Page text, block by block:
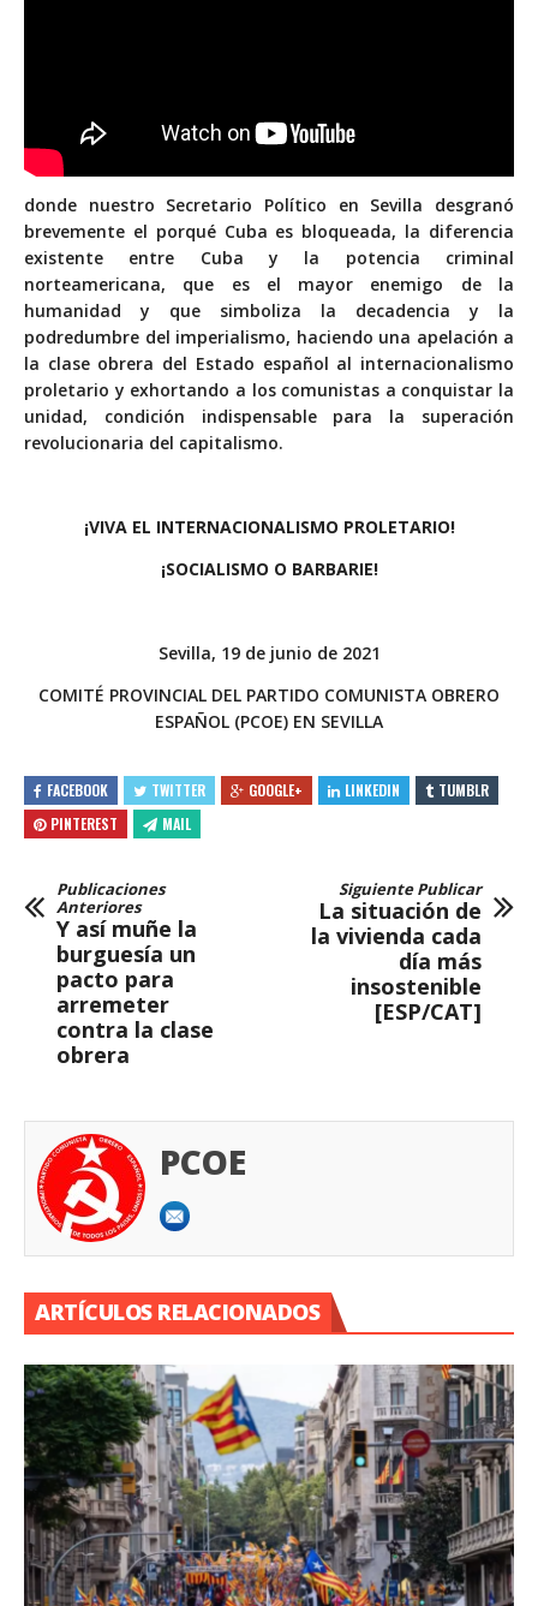
donde nuestro Secretario Político en Sevilla desgranó
brevemente el porqué Cuba es bloqueada, la diferencia
existente entre Cuba y la potencia criminal
norteamericana, que es el mayor enemigo de la
humanidad y que simboliza la decadencia y la
podredumbre del imperialismo, haciendo una apelación a
la clase obrera del Estado español al internacionalismo
proletario y exhortando a los comunistas a conquistar la
unidad, condición indispensable para la superación
revolucionaria del capitalismo.
¡VIVA EL INTERNACIONALISMO PROLETARIO!
¡SOCIALISMO O BARBARIE!
Sevilla, 19 de junio de 2021
COMITÉ PROVINCIAL DEL PARTIDO COMUNISTA OBRERO
ESPAÑOL (PCOE) EN SEVILLA
FACEBOOK TWITTER GOOGLE+ LINKEDIN
TUMBLR
PINTEREST
MAIL
Publicaciones
Anteriores
Y así muñe la
burguesía un
pacto para
arremeter
contra la clase
obrera
Siguiente Publicar
La situación de
la vivienda cada
día más
insostenible
[ESP/CAT]
PCOE
ARTÍCULOS RELACIONADOS